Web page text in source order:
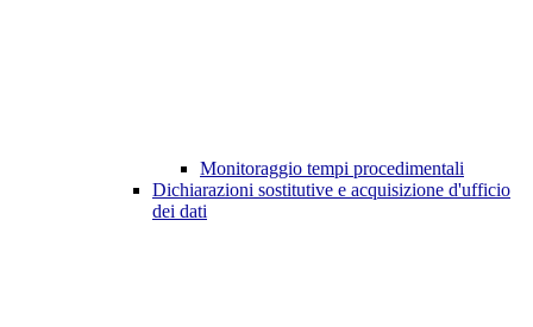
Monitoraggio tempi procedimentali
Dichiarazioni sostitutive e acquisizione d'ufficio
dei dati